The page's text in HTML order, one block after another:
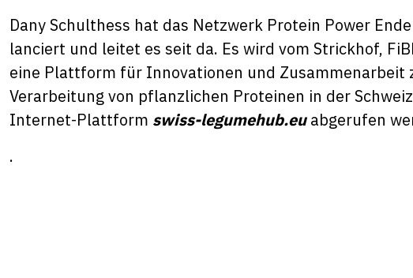
Dany Schulthess hat das Netzwerk Protein Power
lanciert und leitet es seit da. Es wird vom Strickhof,
eine Plattform für Innovationen und Zusammenarbeit
Verarbeitung von pflanzlichen Proteinen in der
Internet-Plattform swiss-legumehub.eu abgerufen
.